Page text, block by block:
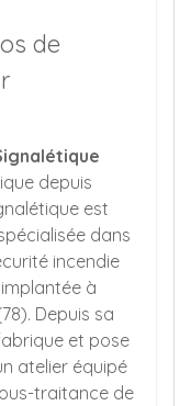
de
depuis
est
dans
incendie
à
Depuis sa
et pose
atelier équipé
traitance de